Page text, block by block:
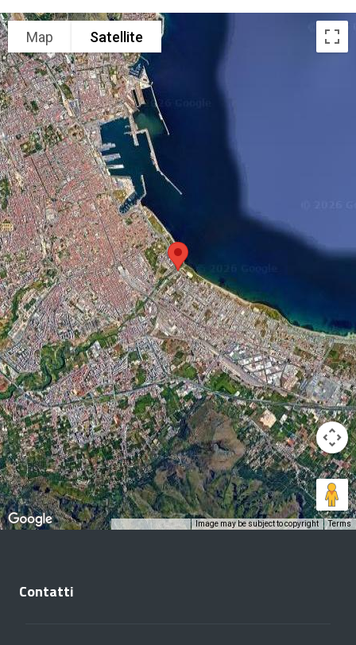
Map Satellite
Image may be subject to copyright Terms
Contatti